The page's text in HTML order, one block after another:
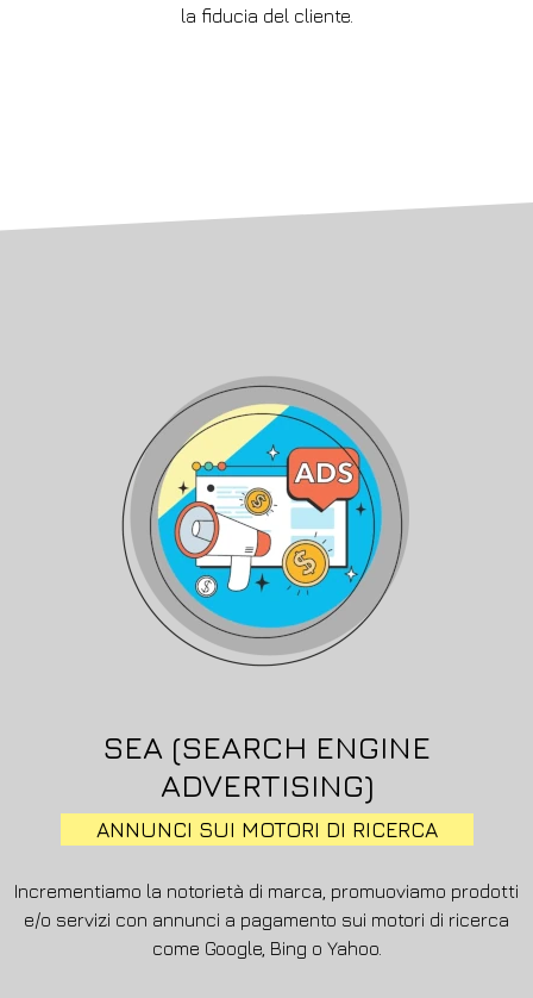
la fiducia del cliente.
SEA (SEARCH ENGINE
ADVERTISING)
ANNUNCI SUI MOTORI DI RICERCA
Incrementiamo la notorietà di marca, promuoviamo prodotti
e/o servizi con annunci a pagamento sui motori di ricerca
come Google, Bing o Yahoo.